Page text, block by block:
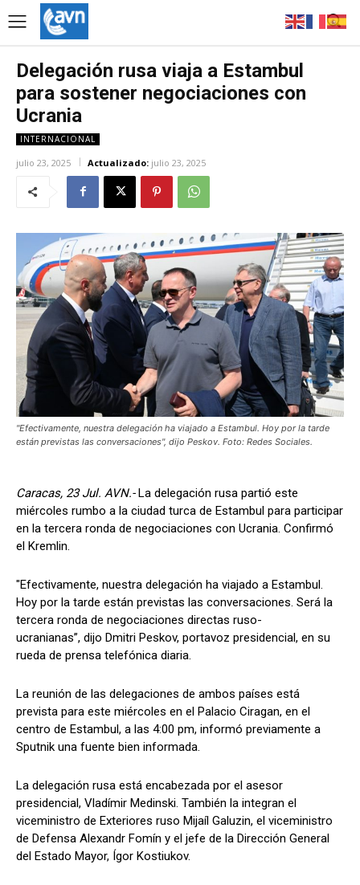
Delegación rusa viaja a Estambul
para sostener negociaciones con
Ucrania
INTERNACIONAL
julio 23, 2025 Actualizado: julio 23, 2025
"Efectivamente, nuestra delegación ha viajado a Estambul. Hoy por la tarde
están previstas las conversaciones", dijo Peskov. Foto: Redes Sociales.
Caracas, 23 Jul. AVN.-La delegación rusa partió este
miércoles rumbo a la ciudad turca de Estambul para participar
en la tercera ronda de negociaciones con Ucrania. Confirmó
el Kremlin.
"Efectivamente, nuestra delegación ha viajado a Estambul.
Hoy por la tarde están previstas las conversaciones. Será la
tercera ronda de negociaciones directas ruso-
ucranianas”, dijo Dmitri Peskov, portavoz presidencial, en su
rueda de prensa telefónica diaria.
La reunión de las delegaciones de ambos países está
prevista para este miércoles en el Palacio Ciragan, en el
centro de Estambul, a las 4:00 pm, informó previamente a
Sputnik una fuente bien informada.
La delegación rusa está encabezada por el asesor
presidencial, Vladímir Medinski. También la integran el
viceministro de Exteriores ruso Mijaíl Galuzin, el viceministro
de Defensa Alexandr Fomín y el jefe de la Dirección General
del Estado Mayor, Ígor Kostiukov.